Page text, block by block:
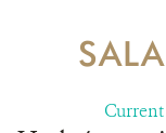
MECANISMO